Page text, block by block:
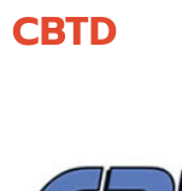
CBTD